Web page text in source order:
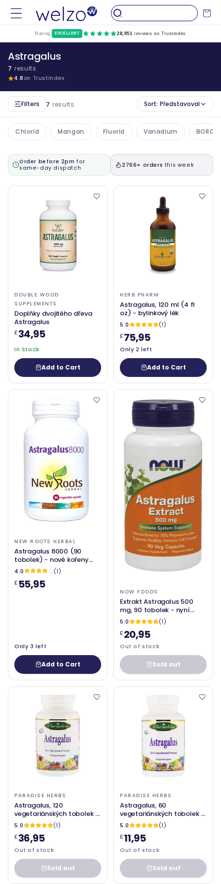
na
Vozík
Rating: EXCELLENT 28,951 reviews on Trustindex
Astragalus
7 results
4.8on Trustindex
Filters 7 results Sort: Představoval
Chlorid Mangan Fluorid Vanadium BORON
Order before 2pm for
same-day dispatch
2766+ orders this week
DOUBLE WOOD
SUPPLEMENTS
Doplňky dvojitého dřeva
Astragalus
£34,95
In Stock
Add to Cart
HERB PHARM
Astragalus, 120 ml (4 fl
oz) - bylinkový lék
5.0
(1)
£75,95
Only 2 left
Add to Cart
NEW ROOTS HERBAL
Astragalus 8000 (90
tobolek) - nové kořeny
bylinné
4.0
(1)
£ 55,95
Only 3 left
Add to Cart
NOW FOODS
Extrakt Astragalus 500
mg, 90 tobolek - nyní
potraviny
5.0
(1)
£20,95
Out of stock
Sold out
PARADISE HERBS
Astragalus, 120
vegetariánských tobolek -
Paradise byliny
5.0
(1)
£36,95
Out of stock
Sold out
PARADISE HERBS
Astragalus, 60
vegetariánských tobolek -
Paradise byliny
5.0
(1)
£11,95
Out of stock
Sold out